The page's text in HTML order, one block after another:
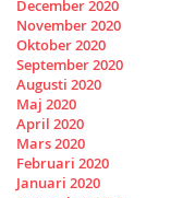
December 2020
November 2020
Oktober 2020
September 2020
Augusti 2020
Maj 2020
April 2020
Mars 2020
Februari 2020
Januari 2020